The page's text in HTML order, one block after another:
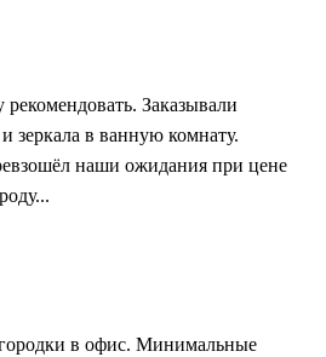
Заказывали
зеркала в ванную комнату.
наши ожидания при цене
в офис. Минимальные